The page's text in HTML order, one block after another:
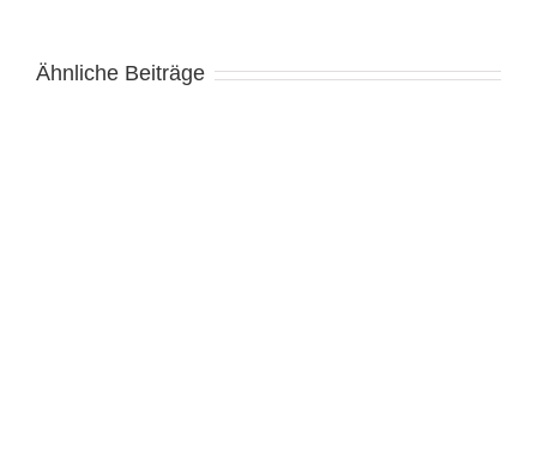
Ähnliche Beiträge